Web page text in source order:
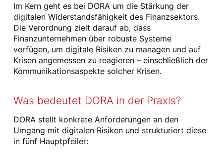
Im Kern geht es bei DORA um die Stärkung der
digitalen Widerstandsfähigkeit des Finanzsektors.
Die Verordnung zielt darauf ab, dass
Finanzunternehmen über robuste Systeme
verfügen, um digitale Risiken zu managen und auf
Krisen angemessen zu reagieren – einschließlich der
Kommunikationsaspekte solcher Krisen.
Was bedeutet DORA in der Praxis?
DORA stellt konkrete Anforderungen an den
Umgang mit digitalen Risiken und strukturiert diese
in fünf Hauptpfeiler: